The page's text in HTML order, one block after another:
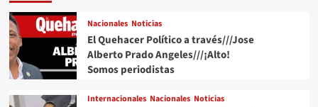
Nacionales Noticias
El Quehacer Político a través///Jose
Alberto Prado Angeles///¡Alto!
Somos periodistas
Internacionales Nacionales Noticias